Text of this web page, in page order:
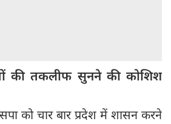
की तकलीफ सुनने की कोशिश
को चार बार प्रदेश में शासन करने